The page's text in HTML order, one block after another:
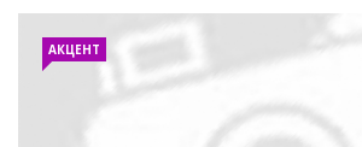
АКЦЕНТ